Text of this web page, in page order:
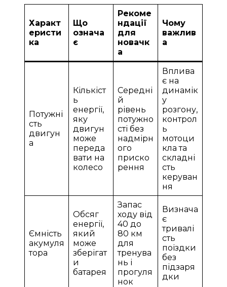
Характ
еристи
ка
Що
означа
є
Рекоме
ндації
для
новачк
а
Чому
важлив
а
Потужні
сть
двигун
а
Кількіст
ь
енергії,
яку
двигун
може
переда
вати на
колесо
Середні
й
рівень
потужно
сті без
надмірн
ого
приско
рення
Вплива
є на
динамік
у
розгону,
контрол
ь
мотоци
кла та
складні
сть
керуван
ня
Ємність
акумуля
тора
Обсяг
енергії,
який
може
зберігат
и
батарея
Запас
ходу від
40 до
80 км
для
тренува
нь і
прогуля
нок
Визнача
є
тривалі
сть
поїздки
без
підзаря
дки